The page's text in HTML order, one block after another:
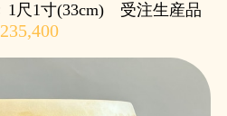
1尺1寸(33cm) 受注生産品